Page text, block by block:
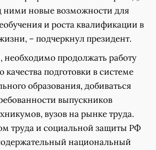
ними новые возможности для
и роста квалификации в
– подчеркнул президент.
необходимо продолжать работу
подготовки в системе
образования, добиваться
выпускников
вузов на рынке труда.
труда и социальной защиты РФ
национальный